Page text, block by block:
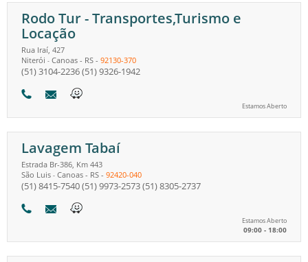
Rodo Tur - Transportes,Turismo e
Locação
Rua Iraí, 427
Niterói - Canoas - RS - 92130-370
(51) 3104-2236(51) 9326-1942
Estamos Aberto
Lavagem Tabaí
Estrada Br-386, Km 443
São Luis - Canoas - RS - 92420-040
(51) 8415-7540(51) 9973-2573(51) 8305-2737
Estamos Aberto
09:00 - 18:00